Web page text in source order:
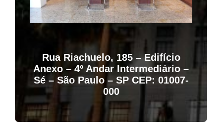
Rua Riachuelo, 185 – Edifício
Anexo – 4º Andar Intermediário –
Sé – São Paulo – SP CEP: 01007-
000